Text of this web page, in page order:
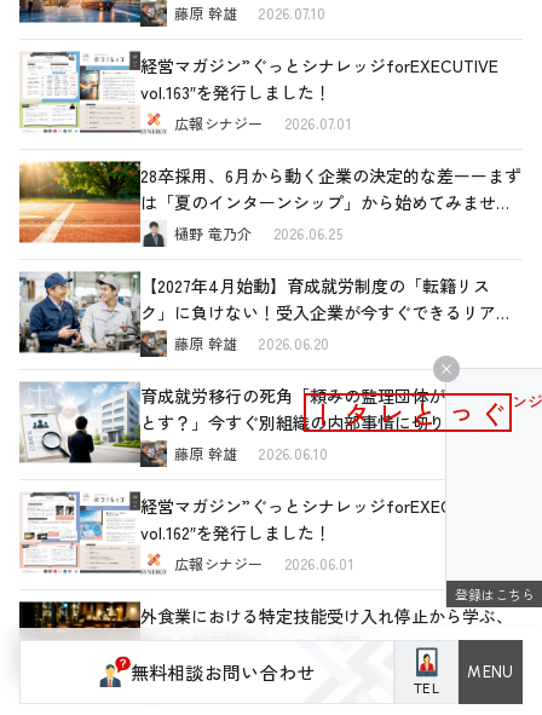
藤原 幹雄 2026.07.10
経営マガジン”ぐっとシナレッジforEXECUTIVE
vol.163″を発行しました！
広報シナジー 2026.07.01
28卒採用、6月から動く企業の決定的な差ーーまず
は「夏のインターンシップ」から始めてみません
か
樋野 竜乃介 2026.06.25
【2027年4月始動】育成就労制度の「転籍リス
ク」に負けない！受入企業が今すぐできるリアル
な対策藤原 幹雄 2026.06.20
育成就労移行の死角「頼みの監理団体が許可を落
とす？」今すぐ別組織の内部事情に切り込むべき
理由と、確認すべき4つの重要ポイント
藤原 幹雄 2026.06.10
経営マガジン”ぐっとシナレッジforEXECUTIVE
vol.162″を発行しました！
広報シナジー 2026.06.01
外食業における特定技能受け入れ停止から学ぶ、
今後の採用戦略とリスク管理
樋野 竜乃介 2026.05.25
メールマガジン
ぐっとレター
登録はこちら
TEL
無料相談お問い合わせ